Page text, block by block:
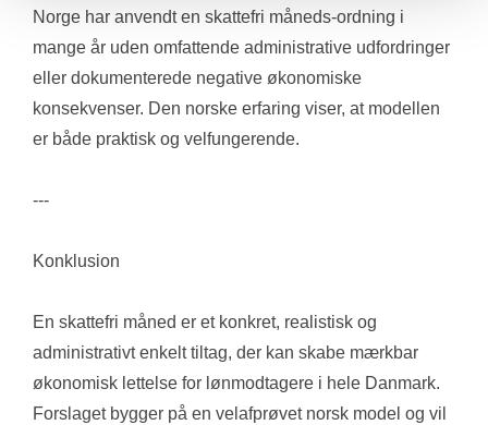
Norge har anvendt en skattefri måneds-ordning i
mange år uden omfattende administrative udfordringer
eller dokumenterede negative økonomiske
konsekvenser. Den norske erfaring viser, at modellen
er både praktisk og velfungerende.
---
Konklusion
En skattefri måned er et konkret, realistisk og
administrativt enkelt tiltag, der kan skabe mærkbar
økonomisk lettelse for lønmodtagere i hele Danmark.
Forslaget bygger på en velafprøvet norsk model og vil